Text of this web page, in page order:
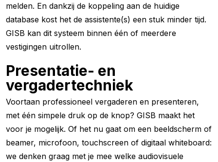
melden. En dankzij de koppeling aan de huidige
database kost het de assistente(s) een stuk minder tijd.
GISB kan dit systeem binnen één of meerdere
vestigingen uitrollen.
Presentatie- en
vergadertechniek
Voortaan professioneel vergaderen en presenteren,
met één simpele druk op de knop? GISB maakt het
voor je mogelijk. Of het nu gaat om een beeldscherm of
beamer, microfoon, touchscreen of digitaal whiteboard:
we denken graag met je mee welke audiovisuele